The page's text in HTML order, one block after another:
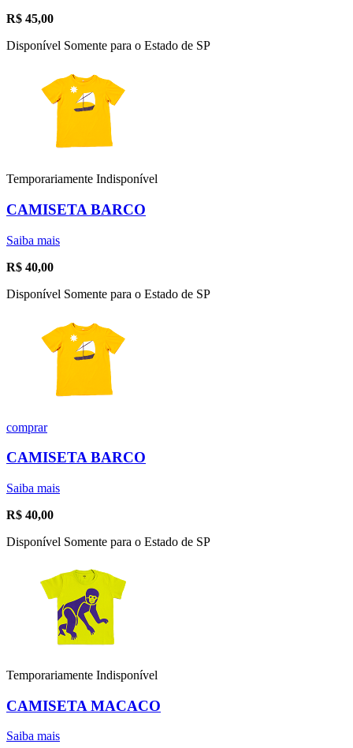
R$ 45,00
Disponível Somente para o Estado de SP
Temporariamente Indisponível
CAMISETA BARCO
Saiba mais
R$ 40,00
Disponível Somente para o Estado de SP
comprar
CAMISETA BARCO
Saiba mais
R$ 40,00
Disponível Somente para o Estado de SP
Temporariamente Indisponível
CAMISETA MACACO
Saiba mais